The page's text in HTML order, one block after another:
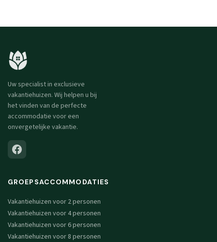
Uw specialist in exclusieve
vakantiehuizen. Wij helpen u bij
het vinden van de perfecte
accommodatie voor een
onvergetelijke vakantie.
GROEPSACCOMMODATIES
Vakantiehuizen voor 2 personen
Vakantiehuizen voor 4 personen
Vakantiehuizen voor 6 personen
Vakantiehuizen voor 8 personen